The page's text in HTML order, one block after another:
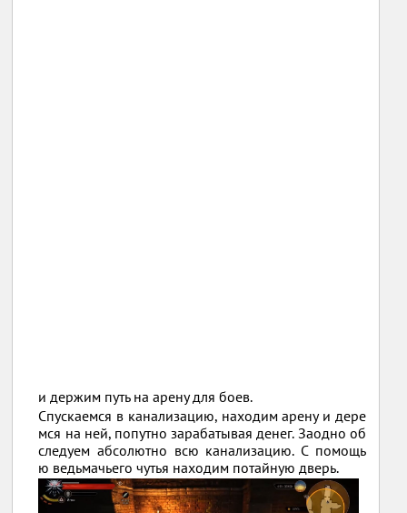
и держим путь на арену для боев.
Спускаемся в канализацию, находим арену и дере
мся на ней, попутно зарабатывая денег. Заодно об
следуем абсолютно всю канализацию. С помощь
ю ведьмачьего чутья находим потайную дверь.